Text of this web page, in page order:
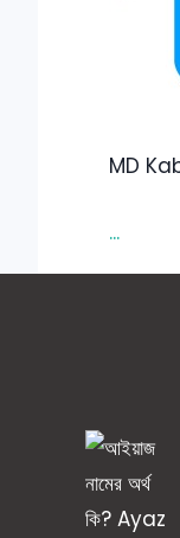
MD
...